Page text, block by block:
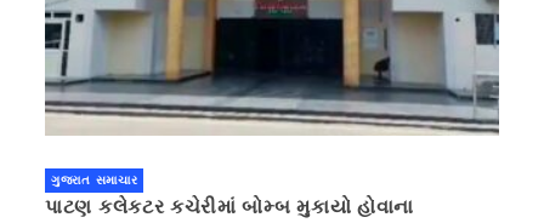
ગુજરાત સમાચાર
પાટણ કલેકટર કચેરીમાં બોમ્બ મુકાયો હોવાના